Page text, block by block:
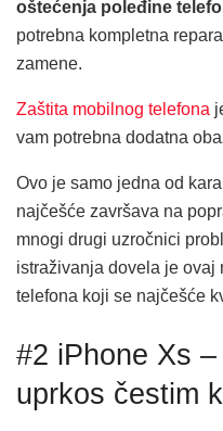
oštećenja poleđine
potrebna kompletna
zamene.
Zaštita mobilnog telefona
vam potrebna dodatna
Ovo je samo jedna od
najčešće završava na
mnogi drugi uzročnici
istraživanja dovela je ovaj
telefona koji se najčešće
#2 iPhone Xs
uprkos čestim